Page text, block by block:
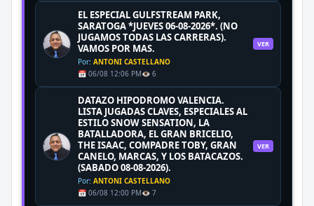
EL ESPECIAL GULFSTREAM PARK,
SARATOGA *JUEVES 06-08-2026*. (NO
JUGAMOS TODAS LAS CARRERAS).
VAMOS POR MAS.
Por: ANTONI CASTELLANO
📅 06/08 12:06 PM👁️ 6
VER
DATAZO HIPODROMO VALENCIA.
LISTA JUGADAS CLAVES, ESPECIALES AL
ESTILO SNOW SENSATION, LA
BATALLADORA, EL GRAN BRICELIO,
THE ISAAC, COMPADRE TOBY, GRAN
CANELO, MARCAS, Y LOS BATACAZOS.
(SABADO 08-08-2026).
Por: ANTONI CASTELLANO
📅 06/08 12:00 PM👁️ 7
VER